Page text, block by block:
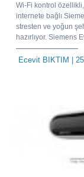
Wi-Fi kontrol özellikli,
internete bağlı
stresten ve yoğun
hazırlıyor. Siemens
Ecevit BIKTIM |